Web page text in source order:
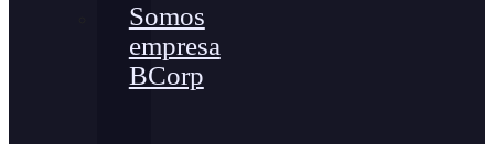
Somos
empresa
BCorp